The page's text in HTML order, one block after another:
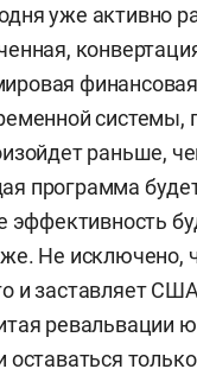
уже активно
системы,
раньше,
программа
эффективность
Не исключено,
и заставляет
ревальвации
оставаться